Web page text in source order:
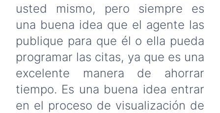
usted mismo, pero siempre es
una buena idea que el agente las
publique para que él o ella pueda
programar las citas, ya que es una
excelente manera de ahorrar
tiempo. Es una buena idea entrar
en el proceso de visualización de